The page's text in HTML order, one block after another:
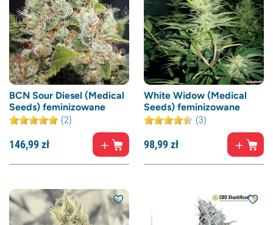
BCN Sour Diesel (Medical
Seeds) feminizowane
(2)
146,99zł
White Widow (Medical
Seeds) feminizowane
(3)
98,99zł